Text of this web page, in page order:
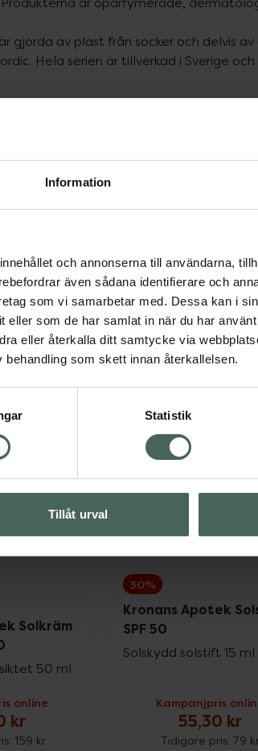
Information
och annonserna till användarna,
även sådana identifierare och
som vi samarbetar med. Dessa kan i
eller som de har samlat in när du har
eller återkalla ditt samtycke via
som skett innan återkallelsen.
Statistik
Tillåt urval
gjorda av plast från socker och delvis
Hela serien är tillverkad i Sverige
Brun
ml
online
139 kr
Kronans Apotek Brun Utan Sol, 97.3 kr.
4.7 av 5 i omdöme
Kronans Apotek
SPF 50
Solskydd för barn 125
Kampanjpris online
Tidigare pris:139
Solkräm
50 ml
online
kr
159 kr
30%
Kronans Apotek
SPF 50
Solskydd solstift 15 ml
Kampanjpris
55,30 kr
Tidigare pris:79